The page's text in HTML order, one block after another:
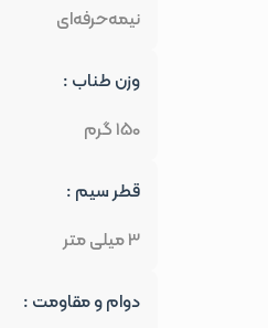
نیمه‌حرفه‌ای
وزن طناب :
150 گرم
قطر سیم :
3 میلی متر
دوام و مقاومت :